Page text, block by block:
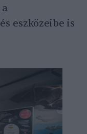
eszközeibe is